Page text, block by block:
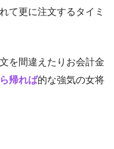
て更に注文するタイミ
を間違えたりお会計金
帰れば的な強気の女将